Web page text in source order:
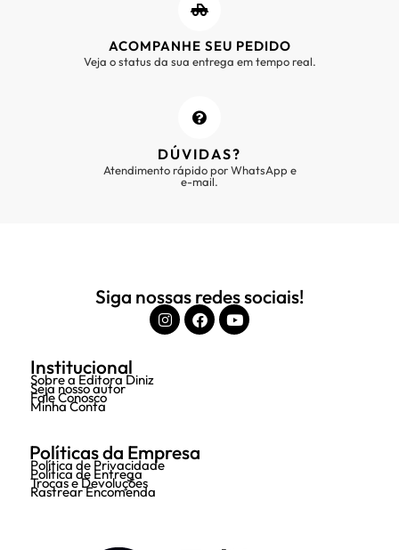
ACOMPANHE SEU PEDIDO
Veja o status da sua entrega em tempo real.
DÚVIDAS?
Atendimento rápido por WhatsApp e
e-mail.
Siga nossas redes sociais!
Institucional
Sobre a Editora Diniz
Seja nosso autor
Fale Conosco
Minha Conta
Políticas da Empresa
Política de Privacidade
Política de Entrega
Trocas e Devoluções
Rastrear Encomenda